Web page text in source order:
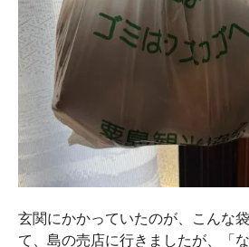
玄関にかかっていたのが、こんな
て、島の売店に行きましたが、「